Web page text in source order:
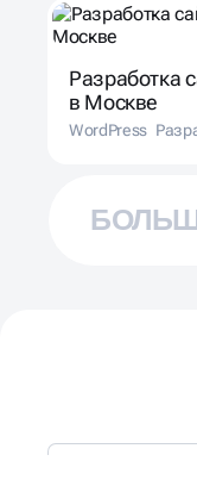
Разработка
в Москве
WordPress